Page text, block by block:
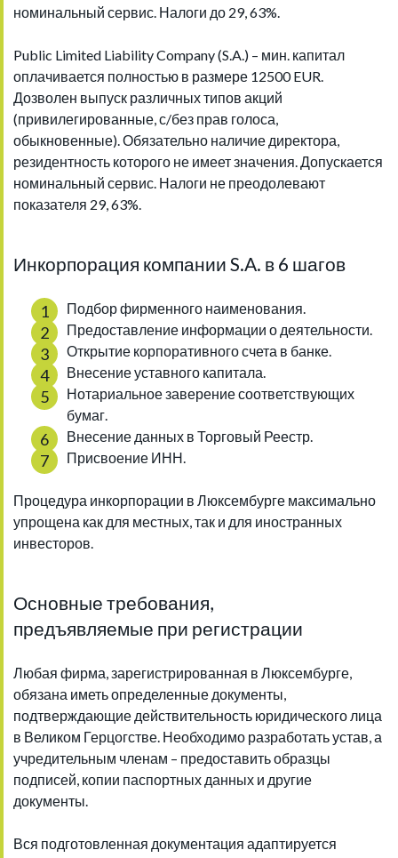
номинальный сервис. Налоги до 29, 63%.
Public Limited Liability Company (S.A.) – мин. капитал
оплачивается полностью в размере 12500 EUR.
Дозволен выпуск различных типов акций
(привилегированные, с/без прав голоса,
обыкновенные). Обязательно наличие директора,
резидентность которого не имеет значения. Допускается
номинальный сервис. Налоги не преодолевают
показателя 29, 63%.
Инкорпорация компании S.A. в 6 шагов
Подбор фирменного наименования.
Предоставление информации о деятельности.
Открытие корпоративного счета в банке.
Внесение уставного капитала.
Нотариальное заверение соответствующих
бумаг.
Внесение данных в Торговый Реестр.
Присвоение ИНН.
Процедура инкорпорации в Люксембурге максимально
упрощена как для местных, так и для иностранных
инвесторов.
Основные требования,
предъявляемые при регистрации
Любая фирма, зарегистрированная в Люксембурге,
обязана иметь определенные документы,
подтверждающие действительность юридического лица
в Великом Герцогстве. Необходимо разработать устав, а
учредительным членам – предоставить образцы
подписей, копии паспортных данных и другие
документы.
Вся подготовленная документация адаптируется